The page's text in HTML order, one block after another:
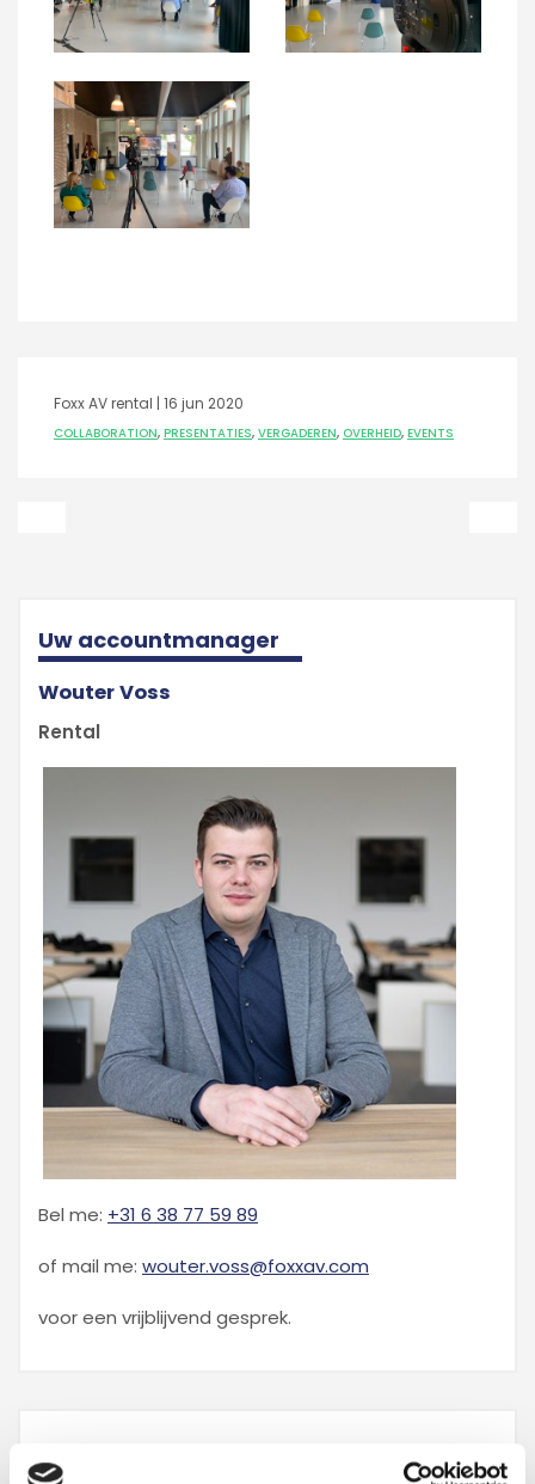
Foxx AV rental | 16 jun 2020
COLLABORATION, PRESENTATIES, VERGADEREN, OVERHEID, EVENTS
Uw accountmanager
Wouter Voss
Rental
Bel me: +31 6 38 77 59 89
of mail me: wouter.voss@foxxav.com
voor een vrijblijvend gesprek.